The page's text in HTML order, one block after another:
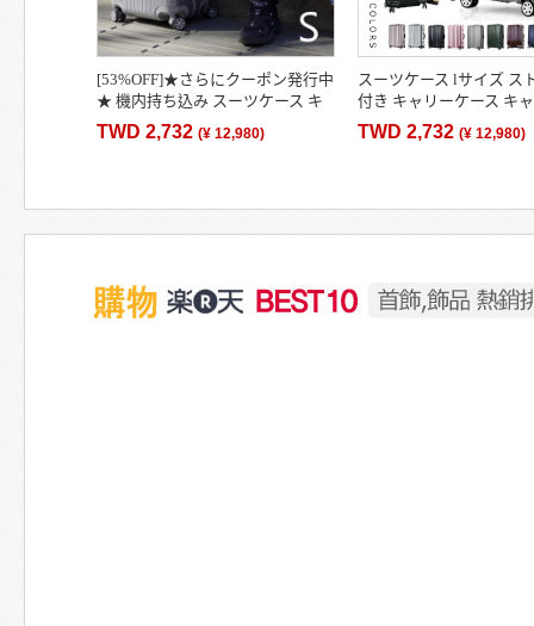
[53%OFF]★さらにクーポン発行中
★ 機内持ち込み スーツケース キ
ャリーケース キャリーバッグ
GRIFFINLAND DL-2823…
TWD 2,732 (¥ 12,980)
スーツケース lサイズ ス
付き キャリーケース キ
グ オシャレ フレームタ
ロック搭載 一年間…
TWD 2,732(¥ 12,980)